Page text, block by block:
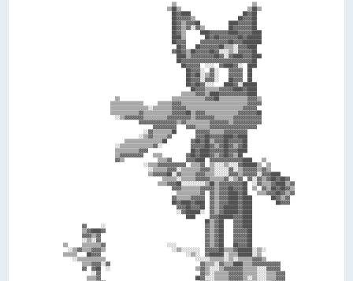
                                                ▒▒                                ▒▒
                                              ▒▒██▒▒                            ▒▒██▒▒
                                                ██▓▓████                      ██▓▓██
                                                ██▓▓▓▓▓▓▒▒                  ██▓▓▓▓██
                                                ██▓▓▒▒▓▓▓▓██            ████▓▓▓▓▓▓██
                                                ██▓▓▒▒▓▓░░▓▓▒▒          ██▓▓▓▓▓▓▓▓██
                                                ██▓▓▒▒      ████▓▓▓▓▓▓▓▓████▓▓▓▓▓▓████
                                                ████▒▒        ██▓▓██▓▓▓▓▓▓▓▓██▓▓██████
                                                ██▓▓▓▓      ▓▓▓▓▓▓▓▓▓▓▓▓██▓▓▓▓████████
                                                  ██▓▓    ██▓▓▓▓▓▓▓▓██▒▒▒▒░░▓▓▓▓████
                                                ▓▓██▓▓▒▒██▓▓▓▓▓▓██▓▓░░░░▒▒░░▓▓▓▓▓▓██
                                                  ████▒▒▓▓▓▓▓▓▓▓▓▓██▓▓░░▓▓████▓▓▓▓████
                                                  ██▓▓▓▓▓▓▓▓▓▓▓▓▓▓▓▓▓▓▓▓▓▓▓▓▓▓▓▓▓▓██
                                                    ██▓▓▓▓▓▓  ░░░░  ▓▓████▓▓░░  ████
                                                      ██▓▓▓▓░░  ▓▓░░    ▓▓▓▓▓▓  ██
                                                      ██▓▓██░░▒▒▓▓░░    ▓▓▓▓▓▓  ██
                                                      ██▓▓▓▓░░▓▓▓▓░░    ██▓▓▓▓  ██
                                                      ██▓▓██▓▓░░░░    ████▓▓░░██████
                                                        ██▓▓▓▓▒▒▒▒▒▒▓▓▓▓▓▓████▓▓████
                                                    ▒▒▒▒▒▒▓▓▓▓▒▒████▓▓▓▓▓▓▓▓▓▓▓▓████
                        ▒▒                      ▒▒▒▒▒▒▒▒▒▒▒▒▒▒▓▓▓▓██▒▒▒▒▒▒▒▒▒▒▒▒▓▓▓▓▒▒
                      ▒▒▒▒▒▒▒▒▒▒▒▒▒▒      ▒▒▒▒▒▒▓▓▓▓▒▒▒▒▒▒▒▒▒▒▒▒▒▒▒▒▒▒▒▒▒▒▒▒▒▒▒▒▓▓▓▓▓▓
                      ▒▒▒▒▒▒▒▒▒▒▒▒▒▒▒▒░░▒▒▒▒▒▒▒▒▓▓▓▓▓▓▒▒▒▒▒▒▒▒▒▒▒▒▒▒▒▒▒▒▒▒▒▒▒▒▓▓▓▓▓▓
                      ▒▒▒▒▒▒▒▒▒▒▒▒▓▓▒▒▒▒▒▒▒▒▒▒▒▒▓▓▓▓▓▓██▒▒▓▓▓▓▒▒▒▒▒▒▒▒▒▒▒▒▒▒▓▓▓▓▓▓▓▓██
                        ░░▒▒▓▓▓▓▓▓▓▓▒▒▒▒▒▒▒▒▒▒▓▓▓▓▓▓▓▓▓▓▒▒▓▓▓▓▓▓▓▓▒▒▒▒▒▒▒▒▓▓▓▓▓▓▓▓▓▓▓▓
                                  ▓▓▓▓▓▓▓▓▓▓▓▓▓▓▓▓▒▒▓▓▒▒▒▒▒▒▒▒▒▒▓▓▓▓▓▓▓▓▒▒▓▓▓▓▓▓▓▓▓▓▓▓
                                        ▓▓▓▓▓▓▓▓▓▓    ▓▓▓▓▒▒▒▒▒▒▓▓▓▓▓▓▓▓▓▓▓▓▓▓▓▓▓▓▓▓
                                    ░░▓▓▒▒▒▒▒▒▒▒██        ▓▓▓▓▓▓▒▒▒▒▒▒▓▓▓▓▓▓▓▓▓▓
                                  ░░▒▒▓▓▒▒▒▒▒▒▓▓          ▓▓▓▓██▓▓▓▓▓▓████▓▓████
                            ▒▒▒▒▒▒▒▒▒▒▒▒▒▒▒▒██          ▓▓██▓▓██▒▒▓▓▓▓██▓▓▓▓▓▓██
                        ░░▒▒▒▒▒▒▒▒▒▒▒▒▒▒▓▓░░            ▓▓▓▓▓▓██▓▓▒▒▓▓██▓▓▒▒▓▓██
                        ▒▒▒▒▒▒▒▒▒▒▓▓▓▓                  ██▓▓████▓▓▓▓▓▓██▓▓▓▓████
                        ▒▒▓▓▓▓▓▓▓▓▓▓    ▒▒▒▒          ▓▓██▓▓████▓▓▒▒▓▓██▓▓▒▒██
                        ▓▓▒▒              ▒▒▒▒▓▓      ▓▓▓▓████  ▓▓▓▓▓▓▓▓▓▓▓▓▓▓████    ▒▒
                                    ░░▒▒▒▒▓▓▓▓▓▓▓▓▓▓▓▓  ▒▒▒▒▓▓  ▒▒░░░░▒▒░░░░▓▓██████▒▒  ▒▒
                                      ░░▒▒▒▒▒▒▓▓▓▓░░▒▒▒▒▒▒▒▒▓▓▓▓▒▒░░░░░░▓▓░░▒▒▓▓▓▓▓▓▒▒▓▓▒▒
                                      ▒▒▓▓▓▓▓▓██░░▓▓▒▒▒▒▒▒▓▓▓▓▒▒▒▒░░░░░░▓▓▓▓▒▒▓▓▓▓▓▓░░▓▓▓▓████
                                            ▒▒▒▒▒▒░░▒▒▒▒▒▒▓▓▓▓▓▓▒▒▒▒▒▒▓▓░░▒▒▓▓  ▓▓░░▓▓▒▒▓▓██▓▓██▓▓
                                          ▒▒▒▒▓▓▓▓██░░░░░░░░░░▒▒██▒▒▓▓▓▓▓▓▓▓▓▓██  ░░▓▓▒▒▒▒▓▓████▒▒▓▓
                                                ▓▓▓▓▒▒▒▒▒▒▒▒▓▓▓▓▓▓▒▒▓▓▓▓██▓▓▓▓██  ▒▒  ▓▓▒▒██▓▓██▓▓▒▒
                                                  ▒▒▒▒▒▒▒▒▒▒▓▓  ▓▓▒▒▓▓▓▓████▓▓██    ▒▒▒▒▓▓▓▓██▓▓▒▒▓▓
                                                ▓▓▒▒▒▒▒▒▓▓▓▓▓▓  ▓▓▒▒▓▓▓▓████▓▓████        ██▓▓▒▒▓▓
                                                ██▓▓████▓▓████  ▓▓▒▒▓▓▓▓████▓▓████          ██▓▓▓▓
                                                  ▓▓▓▓██▓▓▓▓██  ▓▓▒▒▓▓██████▓▓████
                                                  ░░▓▓██████░░  ▓▓▒▒▓▓██████▓▓████
                                                      ████      ▓▓▓▓██████▓▓▓▓████
                                                              ██▒▒▓▓██    ▓▓▓▓████
          ▓▓      ░░                                          ▓▓▒▒▓▓██    ▓▓▓▓████
          ▒▒▓▓████▓▓                                          ▓▓▒▒▓▓██    ▓▓▓▓▓▓██
          ▓▓▓▓▒▒▓▓                                            ▓▓▒▒▓▓██    ▓▓▓▓▓▓██
          ░░▒▒░░▓▓                                            ▓▓▒▒▓▓██    ▓▓▓▓▓▓██
  ▒▒      ▒▒▒▒▒▒▒▒▓▓                          ░░░░            ▓▓▒▒▓▓██    ██▓▓▓▓██
    ░░▒▒▓▓▒▒▒▒▓▓▓▓▒▒                            ░░▒▒░░░░░░░░  ▓▓▓▓▓▓██▒▒▒▒▓▓██████░░▒▒░░
  ▒▒▒▒▒▒    ██▓▓▓▓                                    ░░▒▒░░  ▓▓██████░░▒▒▒▒██████░░▒▒
      ░░▒▒▒▒▒▒▒▒▒▒▒▒                                      ░░░░░░▒▒▒▒▒▒░░▒▒░░▒▒▒▒▒▒▓▓▓▓▒▒
          ▒▒▒▒▓▓▓▓░░▓▓                                      ▓▓▒▒▒▒░░▓▓▒▒▒▒████▒▒▒▒▓▓▓▓▓▓▓▓▓▓▓▓
          ▓▓  ▓▓██  ░░                                    ▒▒▓▓▒▒░░░░▒▒▓▓▓▓▓▓▓▓▒▒▒▒▒▒░░░░▓▓▓▓▓▓
              ░░▓▓                                          ▓▓▒▒░░▒▒▒▒▒▒▓▓▓▓▓▓▒▒▒▒▒▒░░░░▒▒▒▒▓▓▓▓
            ▒▒▒▒▓▓                                        ██▓▓░░░░▒▒▒▒▒▒▓▓▓▓▓▓▒▒░░▒▒░░░░▒▒▒▒▓▓▓▓